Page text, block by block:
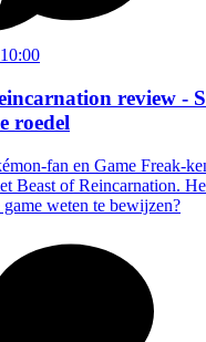
10:00
review -
roedel
fan en Game Freak-
Beast of Reincarnation.
weten te bewijzen?